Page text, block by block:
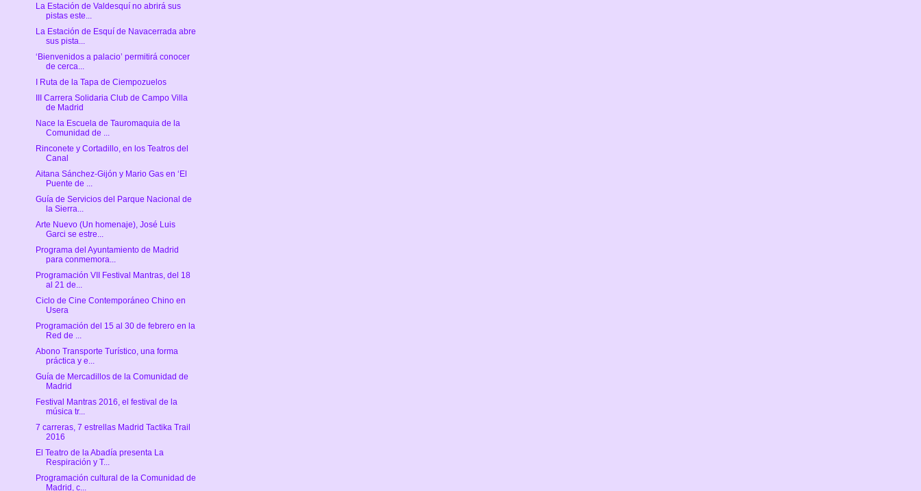
La Estación de Valdesquí no abrirá sus
pistas este...
La Estación de Esquí de Navacerrada abre
sus pista...
‘Bienvenidos a palacio’ permitirá conocer
de cerca...
I Ruta de la Tapa de Ciempozuelos
III Carrera Solidaria Club de Campo Villa
de Madrid
Nace la Escuela de Tauromaquia de la
Comunidad de ...
Rinconete y Cortadillo, en los Teatros del
Canal
Aitana Sánchez-Gijón y Mario Gas en ‘El
Puente de ...
Guía de Servicios del Parque Nacional de
la Sierra...
Arte Nuevo (Un homenaje), José Luis
Garci se estre...
Programa del Ayuntamiento de Madrid
para conmemora...
Programación VII Festival Mantras, del 18
al 21 de...
Ciclo de Cine Contemporáneo Chino en
Usera
Programación del 15 al 30 de febrero en la
Red de ...
Abono Transporte Turístico, una forma
práctica y e...
Guía de Mercadillos de la Comunidad de
Madrid
Festival Mantras 2016, el festival de la
música tr...
7 carreras, 7 estrellas Madrid Tactika Trail
2016
El Teatro de la Abadía presenta La
Respiración y T...
Programación cultural de la Comunidad de
Madrid, c...